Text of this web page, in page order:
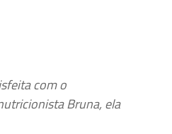
com o
Bruna, ela